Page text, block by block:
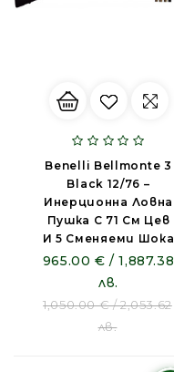
Benelli Bellmonte 3
Black 12/76 –
Инерционна Ловна
Пушка С 71 См Цев
И 5 Сменяеми Шока
965.00 € / 1,887.38
лв.
1,050.00 € / 2,053.62
лв.